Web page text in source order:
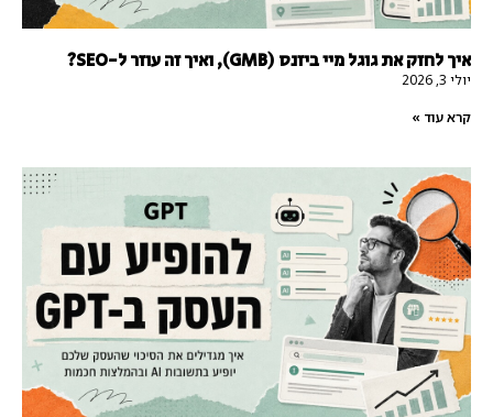
איך לחזק את גוגל מיי ביזנס (GMB), ואיך זה עוזר ל-SEO?
יולי 3, 2026
קרא עוד »